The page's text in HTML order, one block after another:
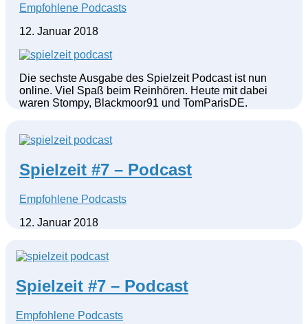
Empfohlene Podcasts
12. Januar 2018
Die sechste Ausgabe des Spielzeit Podcast ist nun
online. Viel Spaß beim Reinhören. Heute mit dabei
waren Stompy, Blackmoor91 und TomParisDE.
Spielzeit #7 – Podcast
Empfohlene Podcasts
12. Januar 2018
Spielzeit #7 – Podcast
Empfohlene Podcasts